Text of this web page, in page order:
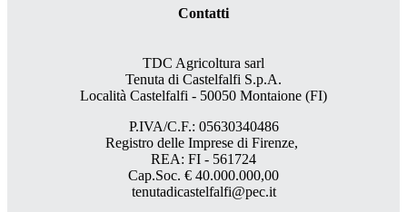
Contatti
TDC Agricoltura sarl
Tenuta di Castelfalfi S.p.A.
Località Castelfalfi - 50050 Montaione (FI)
P.IVA/C.F.: 05630340486
Registro delle Imprese di Firenze,
REA: FI - 561724
Cap.Soc. € 40.000.000,00
tenutadicastelfalfi@pec.it